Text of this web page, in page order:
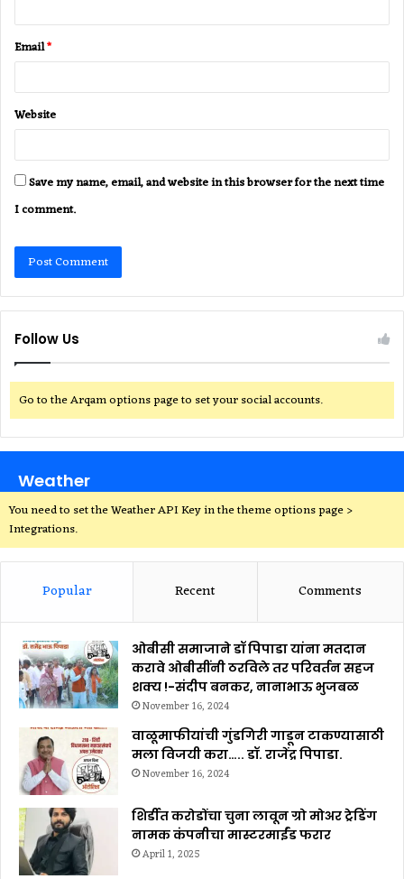
Email*
Website
Save my name, email, and website in this browser for the next time
I comment.
Follow Us
Go to the Arqam options page to set your social accounts.
Weather
You need to set the Weather API Key in the theme options page >
Integrations.
Popular Recent Comments
ओबीसी समाजाने डॉ पिपाडा यांना मतदान
करावे ओबीसींनी ठरविले तर परिवर्तन सहज
शक्य !-संदीप बनकर, नानाभाऊ भुजबळ
November 16, 2024
वाळूमाफीयांची गुंडगिरी गाडून टाकण्यासाठी
मला विजयी करा….. डॉ. राजेंद्र पिपाडा.
November 16, 2024
शिर्डीत करोडोंचा चुना लावून ग्रो मोअर ट्रेडिंग
नामक कंपनीचा मास्टरमाईंड फरार
April 1, 2025